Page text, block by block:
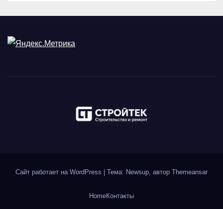
Сайт работает на WordPress Тема: Newsup, автор Themeansar
HomeКонтакты